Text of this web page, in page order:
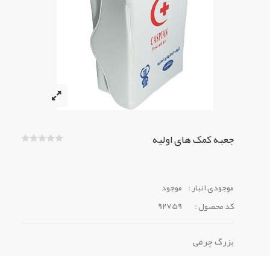
جعبه کمک های اولیه
موجودی انبار : موجود
کد محصول :
92759
بزرگ چرمی